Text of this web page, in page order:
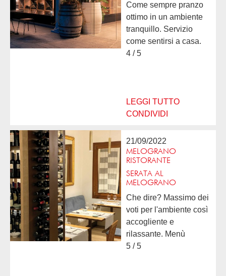
Come sempre pranzo
ottimo in un ambiente
tranquillo. Servizio
come sentirsi a casa.
Da ritornare come
4 / 5
LEGGI TUTTO
CONDIVIDI
21/09/2022
MELOGRANO
RISTORANTE
SERATA AL
MELOGRANO
Che dire? Massimo dei
voti per l'ambiente così
accogliente e
rilassante. Menù
fantastico con i funghi
5 / 5